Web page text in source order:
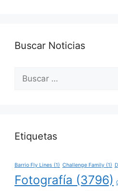
Buscar Noticias
Etiquetas
Barrio Fly Lines (1) Challenge Family (1)
Fotografía (3796)